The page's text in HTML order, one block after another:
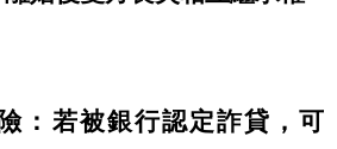
：若被銀行認定詐貸，可